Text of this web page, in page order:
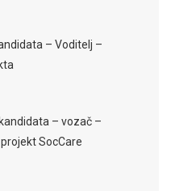
– Voditelj –
– vozač –
SocCare